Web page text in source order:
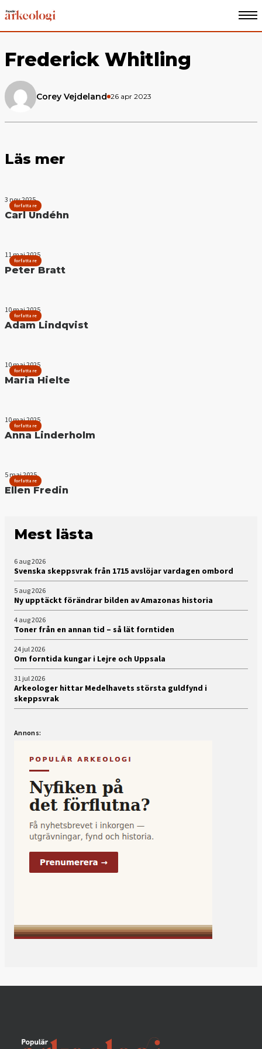
Frederick Whitling
Corey Vejdeland 26 apr 2023
Läs mer
forfattare
3 nov 2025
Carl Undéhn
forfattare
11 maj 2025
Peter Bratt
forfattare
10 maj 2025
Adam Lindqvist
forfattare
10 maj 2025
Maria Hielte
forfattare
10 maj 2025
Anna Linderholm
forfattare
5 maj 2025
Ellen Fredin
Mest lästa
6 aug 2026
Svenska skeppsvrak från 1715 avslöjar vardagen ombord
5 aug 2026
Ny upptäckt förändrar bilden av Amazonas historia
4 aug 2026
Toner från en annan tid – så lät forntiden
24 jul 2026
Om forntida kungar i Lejre och Uppsala
31 jul 2026
Arkeologer hittar Medelhavets största guldfynd i
skeppsvrak
Annons: